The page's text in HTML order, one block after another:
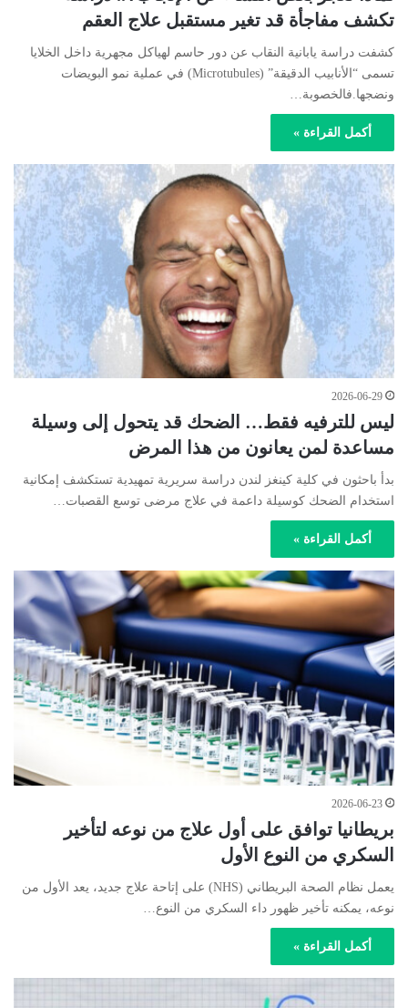
تكشف مفاجأة قد تغير مستقبل علاج العقم
كشفت دراسة يابانية النقاب عن دور حاسم لهياكل مجهرية داخل الخلايا
تسمى “الأنابيب الدقيقة” (Microtubules) في عملية نمو البويضات
ونضجها.فالخصوبة…
أكمل القراءة »
2026-06-29
ليس للترفيه فقط… الضحك قد يتحول إلى وسيلة
مساعدة لمن يعانون من هذا المرض
بدأ باحثون في كلية كينغز لندن دراسة سريرية تمهيدية تستكشف إمكانية
استخدام الضحك كوسيلة داعمة في علاج مرضى توسع القصبات…
أكمل القراءة »
2026-06-23
بريطانيا توافق على أول علاج من نوعه لتأخير
السكري من النوع الأول
يعمل نظام الصحة البريطاني (NHS) على إتاحة علاج جديد، يعد الأول من
نوعه، يمكنه تأخير ظهور داء السكري من النوع…
أكمل القراءة »